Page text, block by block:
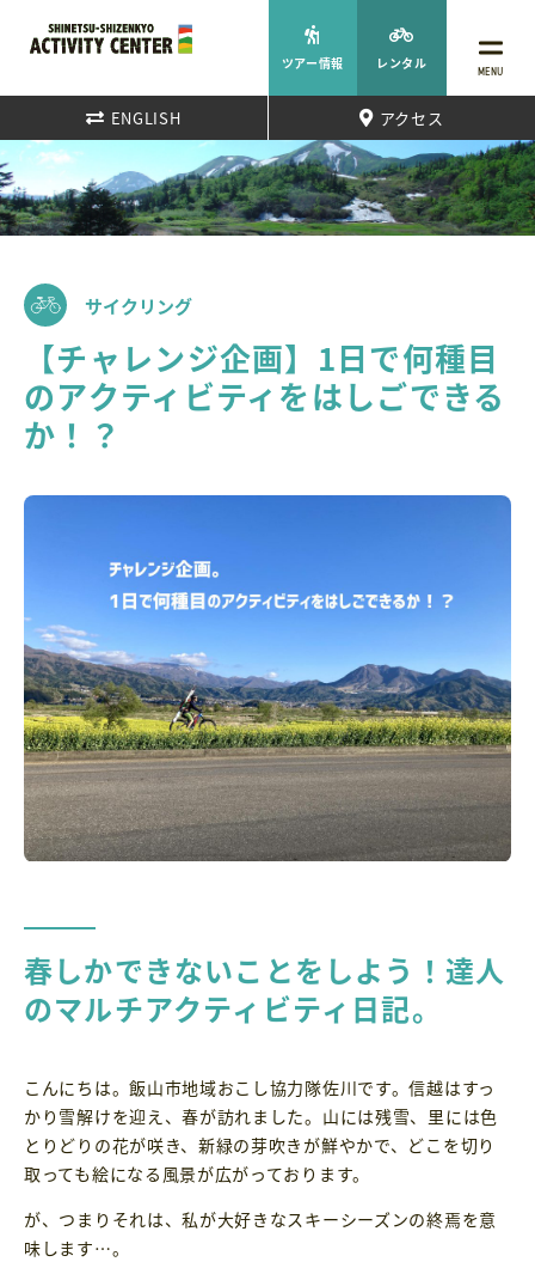
MENU
ツアー情報 レンタル
ENGLISH アクセス
【チャレンジ企画】1日で何種目
のアクティビティをはしごできる
か！？
サイクリング
春しかできないことをしよう！達人
のマルチアクティビティ日記。
こんにちは。飯山市地域おこし協力隊佐川です。信越はすっ
かり雪解けを迎え、春が訪れました。山には残雪、里には色
とりどりの花が咲き、新緑の芽吹きが鮮やかで、どこを切り
取っても絵になる風景が広がっております。
が、つまりそれは、私が大好きなスキーシーズンの終焉を意
味します…。